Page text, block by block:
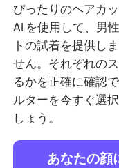
ぴったりのヘアカ
AI を使用して、男
トの試着を提供し
せん。それぞれの
るかを正確に確認
ルターを今すぐ選
しょう。
あなたの顔